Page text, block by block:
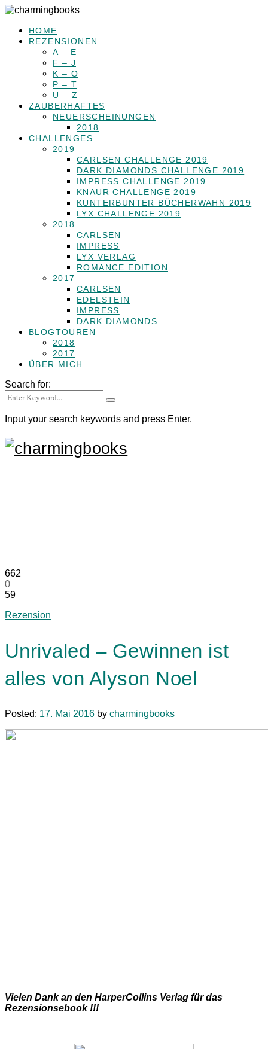
HOME
REZENSIONEN
A – E
F – J
K – O
P – T
U – Z
ZAUBERHAFTES
NEUERSCHEINUNGEN
2018
CHALLENGES
2019
CARLSEN CHALLENGE 2019
DARK DIAMONDS CHALLENGE 2019
IMPRESS CHALLENGE 2019
KNAUR CHALLENGE 2019
KUNTERBUNTER BÜCHERWAHN 2019
LYX CHALLENGE 2019
2018
CARLSEN
IMPRESS
LYX VERLAG
ROMANCE EDITION
2017
CARLSEN
EDELSTEIN
IMPRESS
DARK DIAMONDS
BLOGTOUREN
2018
2017
ÜBER MICH
Search for:
Input your search keywords and press Enter.
662
0
59
Rezension
Unrivaled – Gewinnen ist
alles von Alyson Noel
Posted: 17. Mai 2016 by charmingbooks
Vielen Dank an den HarperCollins Verlag für das
Rezensionsebook !!!